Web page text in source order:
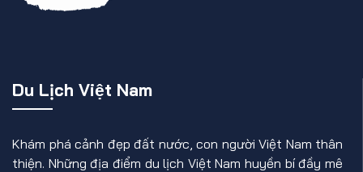
Du Lịch Việt Nam
Khám phá cảnh đẹp đất nước, con người Việt Nam thân
thiện. Những địa điểm du lịch Việt Nam huyền bí đầy mê